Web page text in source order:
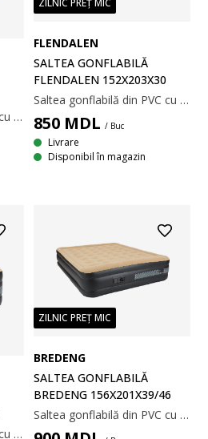
Saltea gonflabilă din PVC cu o suprafață moale din velur. Construcție interioară cu întărituri TRITECH™. Cu pompă electrică incorporată. 97x191x30 cm
FLENDALEN
SALTEA GONFLABILĂ
FLENDALEN 152X203X30
Saltea gonflabilă din PVC cu o suprafață moale din velur. Construcție interioară cu întărituri TRITECH™. Cu pompă electrică incorporata. 152x203x30 cm
850 MDL / Buc
Livrare
Disponibil în magazin
Saltea gonflabilă din PVC cu o suprafață moale din velur. Cu pernă incorporată și pompă electrică. Incl. geanta de depozitare. 94x198x46 cm
ZILNIC PREȚ MIC
BREDENG
SALTEA GONFLABILĂ
BREDENG 156X201X39/46
Saltea gonflabilă din PVC cu o suprafață moale din velur. Cu pernă incorporată și pompă electrică. Incl. geanta de depozitare. 156x201x46 cm